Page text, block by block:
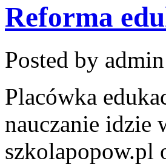
Reforma
Posted by admin
Placówka
nauczanie idzie
szkolapopow.pl